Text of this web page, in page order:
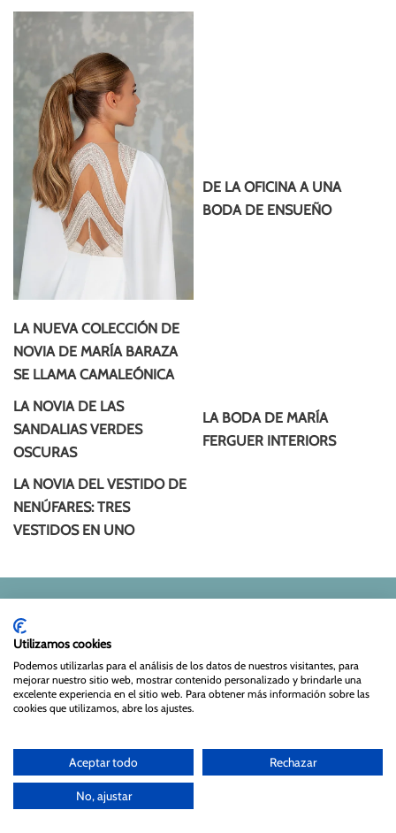
LA NUEVA COLECCIÓN DE
NOVIA DE MARÍA BARAZA
SE LLAMA CAMALEÓNICA
DE LA OFICINA A UNA
BODA DE ENSUEÑO
LA NOVIA DE LAS
SANDALIAS VERDES
OSCURAS
LA BODA DE MARÍA
FERGUER INTERIORS
LA NOVIA DEL VESTIDO DE
NENÚFARES: TRES
VESTIDOS EN UNO
NOVIAS INVITADAS
LIFESTYLE
AGENCIA CREATIVA
GUÍA TATÍN
SOBRE MÍ
CONTACTO
info@lasbodasdetatin.com
Utilizamos cookies
Podemos utilizarlas para el análisis de los datos de nuestros visitantes, para
mejorar nuestro sitio web, mostrar contenido personalizado y brindarle una
excelente experiencia en el sitio web. Para obtener más información sobre las
cookies que utilizamos, abre los ajustes.
Aceptar todo Rechazar
No, ajustar